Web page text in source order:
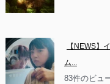
【NEWS】
ム...
83件のビュ